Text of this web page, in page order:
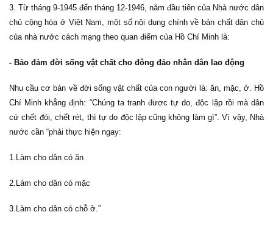
3. Từ tháng 9-1945 đến tháng 12-1946, năm đầu tiên của Nhà nước dân
chủ cộng hòa ở Việt Nam, một số nội dung chính về bản chất dân chủ
của nhà nước cách mạng theo quan điểm của Hồ Chí Minh là:
- Bảo đảm đời sống vật chất cho đông đảo nhân dân lao động
Nhu cầu cơ bản về đời sống vật chất của con người là: ăn, mặc, ở. Hồ
Chí Minh khẳng định: “Chúng ta tranh được tự do, độc lập rồi mà dân
cứ chết đói, chết rét, thì tự do độc lập cũng không làm gì”. Vì vậy, Nhà
nước cần “phải thực hiện ngay:
1.Làm cho dân có ăn
2.Làm cho dân có mặc
3.Làm cho dân có chỗ ở.”